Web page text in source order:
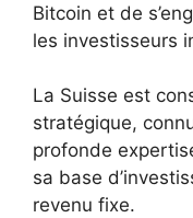
Bitcoin et de
les investisseurs
La Suisse est
stratégique,
profonde
sa base
revenu fixe.